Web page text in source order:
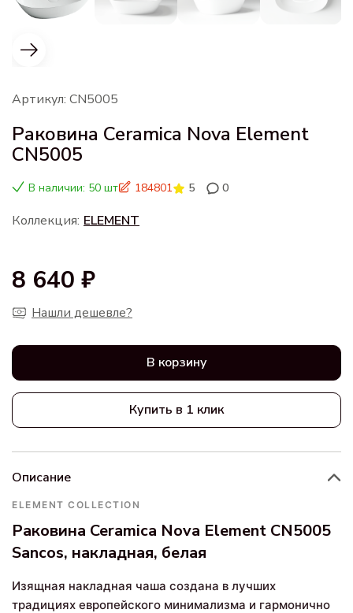
Артикул: CN5005
Раковина Ceramica Nova Element
CN5005
В наличии: 50 шт 184801 5 0
Коллекция: ELEMENT
8 640 ₽
Нашли дешевле?
В корзину
Купить в 1 клик
Описание
ELEMENT COLLECTION
Раковина Ceramica Nova Element CN5005
Sancos, накладная, белая
Изящная накладная чаша создана в лучших
традициях европейского минимализма и гармонично